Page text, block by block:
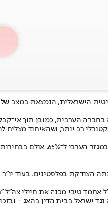
הישראלית, הנמצאת במצב של
בחברה הערבית, כמובן תוך
רב יותר, ושהאיחוד מצליח
הצודקת בפלסטינים. בעוד
טיבי מכנה את חיילי צה"ל
ישראל בבית הדין בהאג -